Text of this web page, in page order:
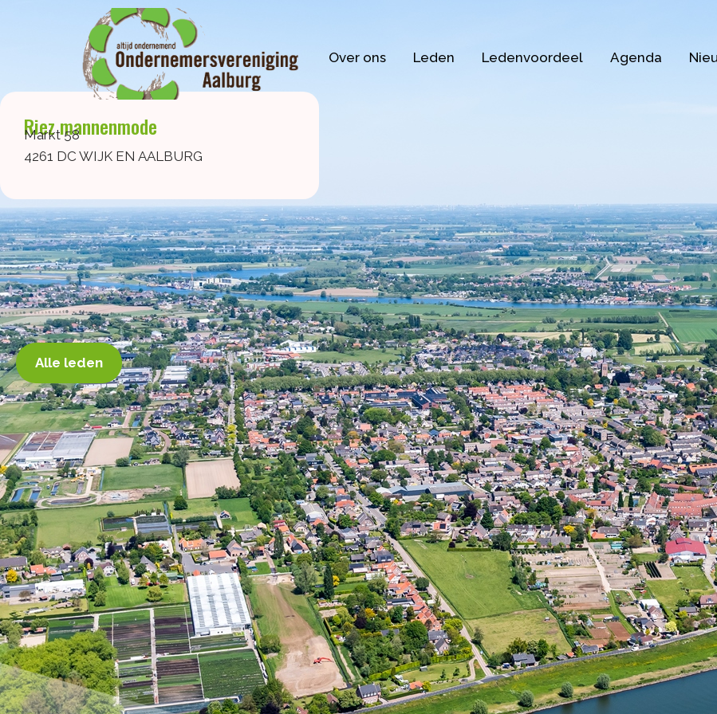
Over ons Leden Ledenvoordeel Agenda
Riez mannenmode
Markt 58
4261 DC WIJK EN AALBURG
Alle leden